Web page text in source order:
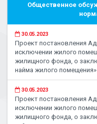
Общественное
30.05.2023
Проект постановления
исключении жилого
жилищного фонда, о
найма жилого помещения»
30.05.2023
Проект постановления
исключении жилого
жилищного фонда, о